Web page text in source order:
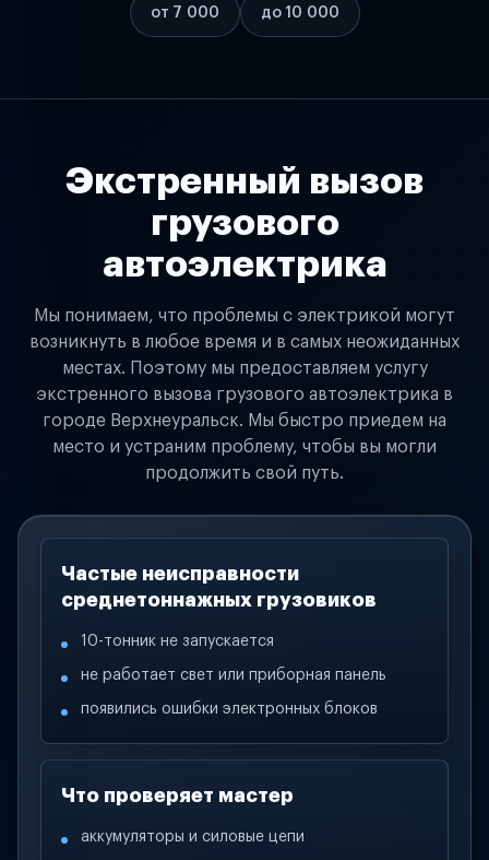
от 7 000 до 10 000
Экстренный вызов
грузового
автоэлектрика
Мы понимаем, что проблемы с электрикой могут
возникнуть в любое время и в самых неожиданных
местах. Поэтому мы предоставляем услугу
экстренного вызова грузового автоэлектрика в
городе Верхнеуральск. Мы быстро приедем на
место и устраним проблему, чтобы вы могли
продолжить свой путь.
Частые неисправности
среднетоннажных грузовиков
10-тонник не запускается
не работает свет или приборная панель
появились ошибки электронных блоков
Что проверяет мастер
аккумуляторы и силовые цепи